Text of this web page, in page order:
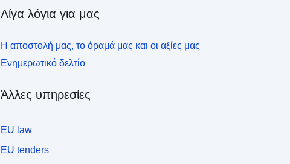
Λίγα λόγια για μας
Η αποστολή μας, το όραμά μας και οι αξίες μας
Ενημερωτικό δελτίο
Άλλες υπηρεσίες
EU law
EU tenders